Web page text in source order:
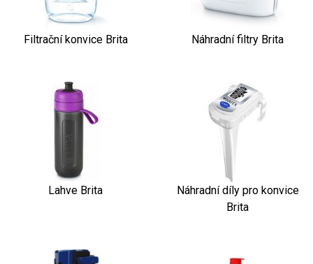
Filtrační konvice Brita Náhradní filtry Brita
Lahve Brita
Náhradní díly pro konvice
Brita